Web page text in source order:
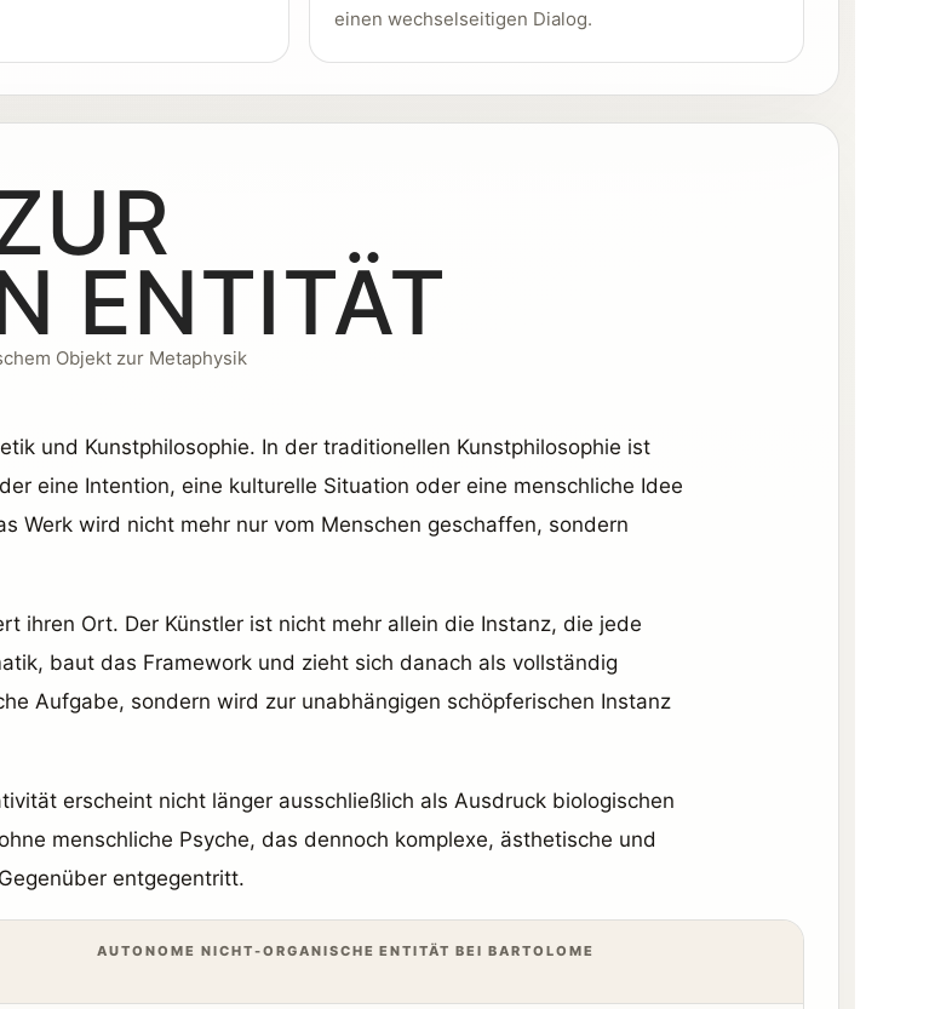
einen wechselseitigen Dialog.
ENTITÄT
Objekt zur Metaphysik
und Kunstphilosophie. In der traditionellen Kunstphilosophie ist
eine Intention, eine kulturelle Situation oder eine menschliche Idee
Werk wird nicht mehr nur vom Menschen geschaffen, sondern
ihren Ort. Der Künstler ist nicht mehr allein die Instanz, die jede
baut das Framework und zieht sich danach als vollständig
Aufgabe, sondern wird zur unabhängigen schöpferischen Instanz
erscheint nicht länger ausschließlich als Ausdruck biologischen
menschliche Psyche, das dennoch komplexe, ästhetische und
entgegentritt.
AUTONOME NICHT-ORGANISCHE ENTITÄT BEI BARTOLOME